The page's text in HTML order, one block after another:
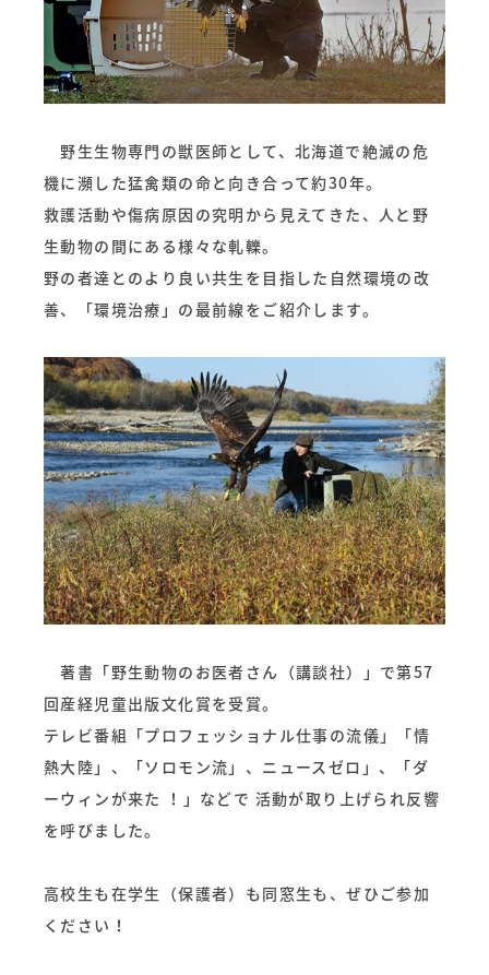
野生生物専門の獣医師として、北海道で絶滅の危
機に瀕した猛禽類の命と向き合って約30年。
救護活動や傷病原因の究明から見えてきた、人と野
生動物の間にある様々な軋轢。
野の者達とのより良い共生を目指した自然環境の改
善、「環境治療」の最前線をご紹介します。
著書「野生動物のお医者さん（講談社）」で第57
回産経児童出版文化賞を受賞。
テレビ番組「プロフェッショナル仕事の流儀」「情
熱大陸」、「ソロモン流」、ニュースゼロ」、「ダ
ーウィンが来た ！」などで 活動が取り上げられ反響
を呼びました。
高校生も在学生（保護者）も同窓生も、ぜひご参加
ください！